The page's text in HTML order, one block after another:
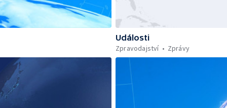
Události
Zpravodajství
Zprávy